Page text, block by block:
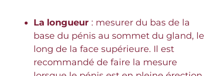
La longueur : mesurer du bas de la
base du pénis au sommet du gland, le
long de la face supérieure. Il est
recommandé de faire la mesure